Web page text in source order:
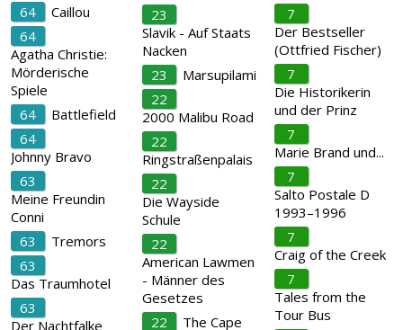
64
Caillou
64
Agatha Christie:
Mörderische
Spiele
64
Battlefield
64
Johnny Bravo
63
Meine Freundin
Conni
63
Tremors
63
Das Traumhotel
63
Der Nachtfalke
23
Slavik - Auf Staats
Nacken
23
Marsupilami
22
2000 Malibu Road
22
Ringstraßenpalais
22
Die Wayside
Schule
22
American Lawmen
- Männer des
Gesetzes
22
The Cape
7
Der Bestseller
(Ottfried Fischer)
7
Die Historikerin
und der Prinz
7
Marie Brand und...
7
Salto Postale D
1993–1996
7
Craig of the Creek
7
Tales from the
Tour Bus